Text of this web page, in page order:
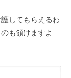
してもらえるわ
も頷けますよ